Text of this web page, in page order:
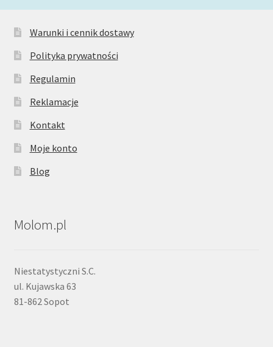
Warunki i cennik dostawy
Polityka prywatności
Regulamin
Reklamacje
Kontakt
Moje konto
Blog
Molom.pl
Niestatystyczni S.C.
ul. Kujawska 63
81-862 Sopot